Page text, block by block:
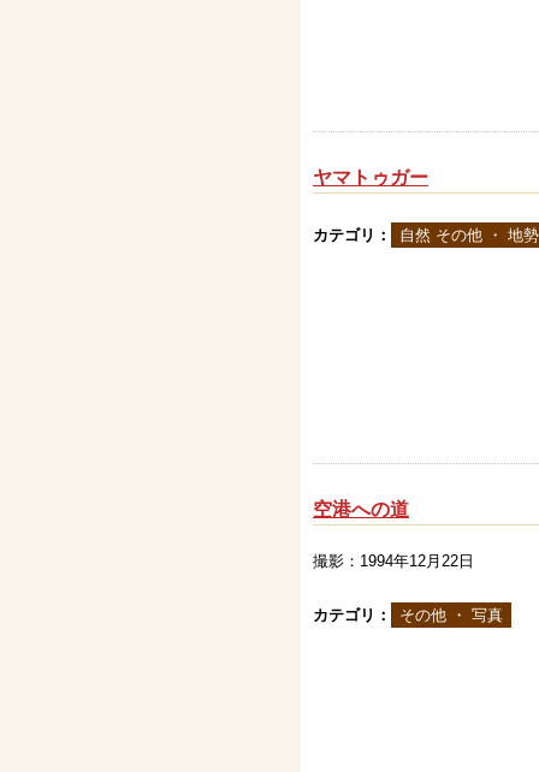
ヤマトゥガー
カテゴリ： 自然 その他 ・ 地
空港への道
撮影：1994年12月22日
カテゴリ： その他 ・ 写真